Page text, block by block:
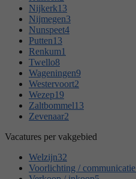
Nijkerk13
Nijmegen3
Nunspeet4
Putten13
Renkum1
Twello8
Wageningen9
Westervoort2
Wezep19
Zaltbommel13
Zevenaar2
Vacatures per vakgebied
Welzijn32
Voorlichting / communicatie